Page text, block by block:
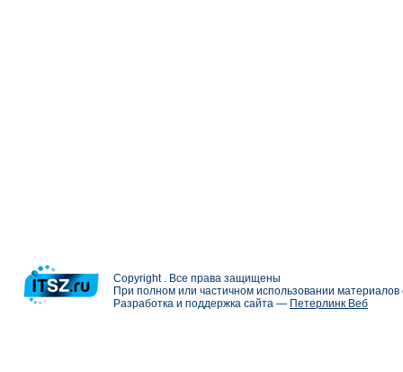
Copyright . Все права защищены
При полном или частичном использовании
Разработка и поддержка сайта — Петерлинк Веб